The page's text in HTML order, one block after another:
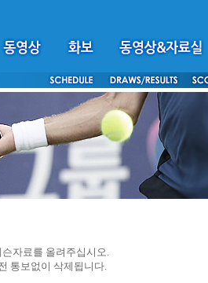
자료를 올려주십시오.
통보없이 삭제됩니다.